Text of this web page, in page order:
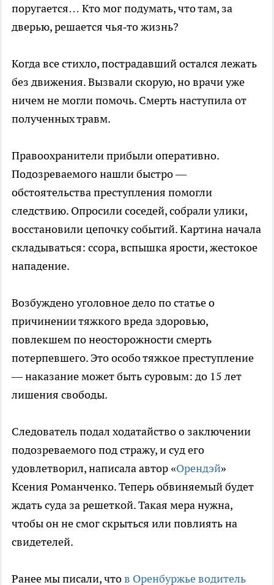
поругается… Кто мог подумать, что там, за
дверью, решается чья‑то жизнь?
Когда все стихло, пострадавший остался лежать
без движения. Вызвали скорую, но врачи уже
ничем не могли помочь. Смерть наступила от
полученных травм.
Правоохранители прибыли оперативно.
Подозреваемого нашли быстро —
обстоятельства преступления помогли
следствию. Опросили соседей, собрали улики,
восстановили цепочку событий. Картина начала
складываться: ссора, вспышка ярости, жестокое
нападение.
Возбуждено уголовное дело по статье о
причинении тяжкого вреда здоровью,
повлекшем по неосторожности смерть
потерпевшего. Это особо тяжкое преступление
— наказание может быть суровым: до 15 лет
лишения свободы.
Следователь подал ходатайство о заключении
подозреваемого под стражу, и суд его
удовлетворил, написала автор «Орендэй»
Ксения Романченко. Теперь обвиняемый будет
ждать суда за решеткой. Такая мера нужна,
чтобы он не смог скрыться или повлиять на
свидетелей.
Ранее мы писали, чтов Оренбуржье водитель